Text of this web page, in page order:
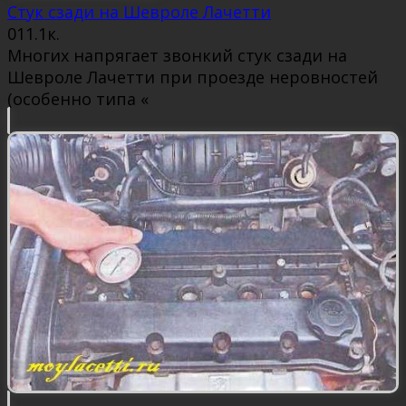
Стук сзади на Шевроле Лачетти
011.1к.
Многих напрягает звонкий стук сзади на
Шевроле Лачетти при проезде неровностей
(особенно типа «